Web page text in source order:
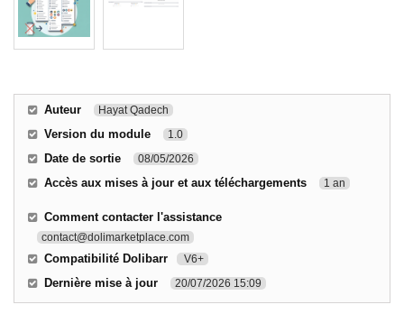
Auteur Hayat Qadech
Version du module 1.0
Date de sortie 08/05/2026
Accès aux mises à jour et aux téléchargements 1 an
Comment contacter l'assistance
contact@dolimarketplace.com
Compatibilité Dolibarr V6+
Dernière mise à jour 20/07/2026 15:09